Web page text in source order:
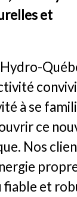
et
à se
ce
Nos
fiable et